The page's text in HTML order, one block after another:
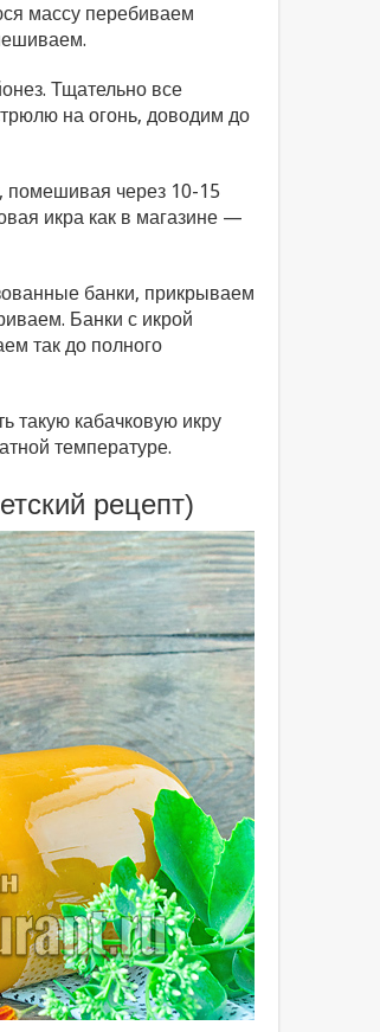
массу перебиваем
Тщательно все
на огонь, доводим до
через 10-15
икра как в магазине —
банки, прикрываем
Банки с икрой
так до полного
такую кабачковую икру
температуре.
рецепт)